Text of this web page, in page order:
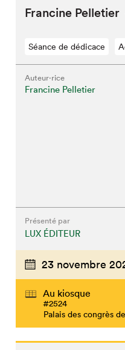
Francine
Séance de dédicace
Auteur·rice
Francine Pelletier
Présenté par
LUX ÉDITEUR
23 novembre
Au kiosque
#2524
Palais des congrès